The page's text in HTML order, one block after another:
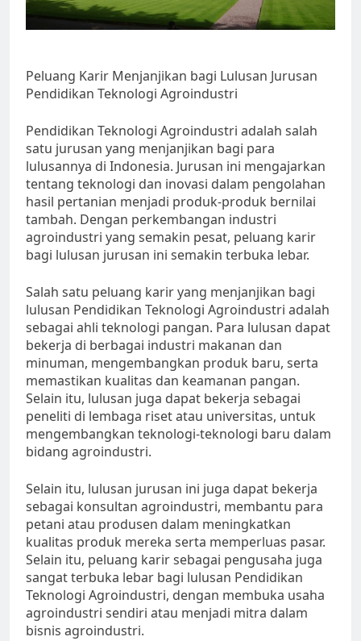
Peluang Karir Menjanjikan bagi Lulusan Jurusan
Pendidikan Teknologi Agroindustri
Pendidikan Teknologi Agroindustri adalah salah
satu jurusan yang menjanjikan bagi para
lulusannya di Indonesia. Jurusan ini mengajarkan
tentang teknologi dan inovasi dalam pengolahan
hasil pertanian menjadi produk-produk bernilai
tambah. Dengan perkembangan industri
agroindustri yang semakin pesat, peluang karir
bagi lulusan jurusan ini semakin terbuka lebar.
Salah satu peluang karir yang menjanjikan bagi
lulusan Pendidikan Teknologi Agroindustri adalah
sebagai ahli teknologi pangan. Para lulusan dapat
bekerja di berbagai industri makanan dan
minuman, mengembangkan produk baru, serta
memastikan kualitas dan keamanan pangan.
Selain itu, lulusan juga dapat bekerja sebagai
peneliti di lembaga riset atau universitas, untuk
mengembangkan teknologi-teknologi baru dalam
bidang agroindustri.
Selain itu, lulusan jurusan ini juga dapat bekerja
sebagai konsultan agroindustri, membantu para
petani atau produsen dalam meningkatkan
kualitas produk mereka serta memperluas pasar.
Selain itu, peluang karir sebagai pengusaha juga
sangat terbuka lebar bagi lulusan Pendidikan
Teknologi Agroindustri, dengan membuka usaha
agroindustri sendiri atau menjadi mitra dalam
bisnis agroindustri.